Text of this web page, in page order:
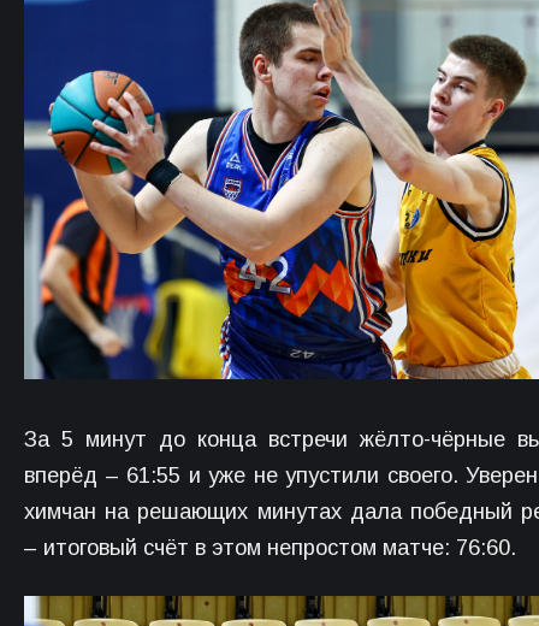
За 5 минут до конца встречи жёлто-чёрные
вперёд – 61:55 и уже не упустили своего.
химчан на решающих минутах дала победный
– итоговый счёт в этом непростом матче: 76:60.